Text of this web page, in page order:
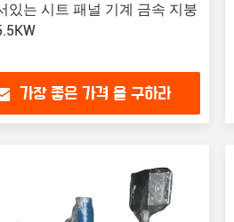
있는 시트 패널 기계 금속 지붕
가장 좋은 가격 을 구하라